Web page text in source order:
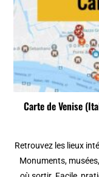
Carte de Venise
Retrouvez les lieux
Monuments,